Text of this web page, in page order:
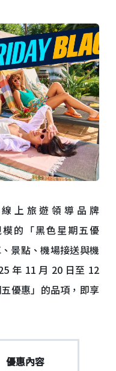
上旅遊領導品牌
的「黑色星期五優
景點、機場接送與機
年 11 月 20 日至 12
優惠」的品項，即享
優惠內容